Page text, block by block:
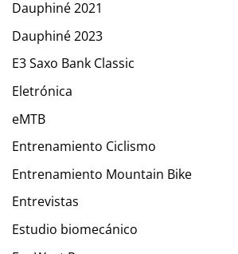
Dauphiné 2021
Dauphiné 2023
E3 Saxo Bank Classic
Eletrónica
eMTB
Entrenamiento Ciclismo
Entrenamiento Mountain Bike
Entrevistas
Estudio biomecánico